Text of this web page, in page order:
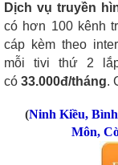
Dịch vụ truyền
có hơn 100 kênh
cáp kèm theo
mỗi tivi thứ 2
có 33.000đ/tháng.
(Ninh Kiều,
Môn,